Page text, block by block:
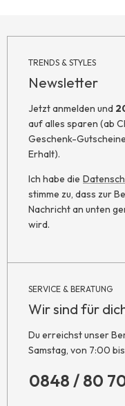
TRENDS & STYLES
Newsletter
Jetzt anmelden und
auf alles sparen (ab
Geschenk-
Erhalt).
Ich habe die
stimme zu, dass zur
Nachricht an unten
wird.
SERVICE & BERATUNG
Wir sind für
Du erreichst unser
Samstag, von 7:00
0848 / 80